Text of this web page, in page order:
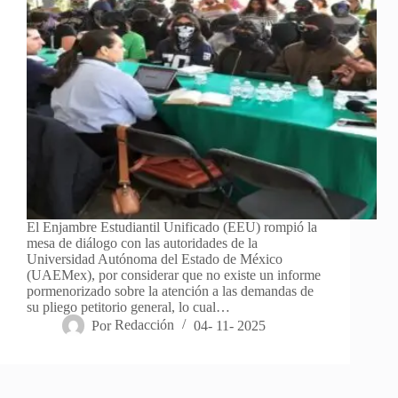
El Enjambre Estudiantil Unificado (EEU) rompió la
mesa de diálogo con las autoridades de la
Universidad Autónoma del Estado de México
(UAEMex), por considerar que no existe un informe
pormenorizado sobre la atención a las demandas de
su pliego petitorio general, lo cual…
Por Redacción 04- 11- 2025